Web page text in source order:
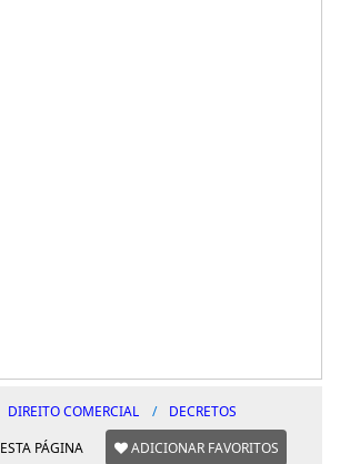
DIREITO COMERCIAL
DECRETOS
ESTA PÁGINA ADICIONAR FAVORITOS